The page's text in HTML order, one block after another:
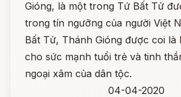
Gióng, là một trong Tứ Bất Tử
trong tín ngưỡng của người Việt
Bất Tử, Thánh Gióng được coi là
cho sức mạnh tuổi trẻ và tinh
ngoại xâm của dân tộc.
04-04-2020